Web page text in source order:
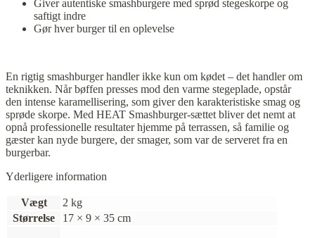
Giver autentiske smashburgere med sprød stegeskorpe og
saftigt indre
Gør hver burger til en oplevelse
En rigtig smashburger handler ikke kun om kødet – det handler om
teknikken. Når bøffen presses mod den varme stegeplade, opstår
den intense karamellisering, som giver den karakteristiske smag og
sprøde skorpe. Med HEAT Smashburger-sættet bliver det nemt at
opnå professionelle resultater hjemme på terrassen, så familie og
gæster kan nyde burgere, der smager, som var de serveret fra en
burgerbar.
Yderligere information
Vægt
2 kg
Størrelse
17 × 9 × 35 cm